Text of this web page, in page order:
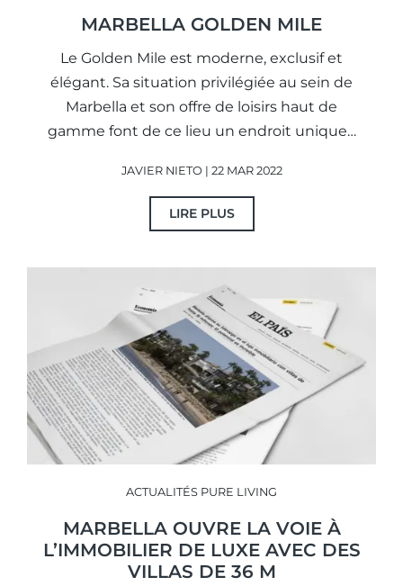
MARBELLA GOLDEN MILE
Le Golden Mile est moderne, exclusif et
élégant. Sa situation privilégiée au sein de
Marbella et son offre de loisirs haut de
gamme font de ce lieu un endroit unique…
JAVIER NIETO | 22 MAR 2022
LIRE PLUS
ACTUALITÉS PURE LIVING
MARBELLA OUVRE LA VOIE À
L’IMMOBILIER DE LUXE AVEC DES
VILLAS DE 36 M